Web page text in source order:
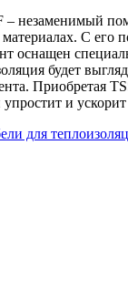
– незаменимый
С
будет
Приобретая
и
для